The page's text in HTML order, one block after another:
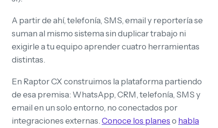
A partir de ahí, telefonía, SMS, email y reportería se
suman al mismo sistema sin duplicar trabajo ni
exigirle a tu equipo aprender cuatro herramientas
distintas.
En Raptor CX construimos la plataforma partiendo
de esa premisa: WhatsApp, CRM, telefonía, SMS y
email en un solo entorno, no conectados por
integraciones externas. Conoce los planes o habla